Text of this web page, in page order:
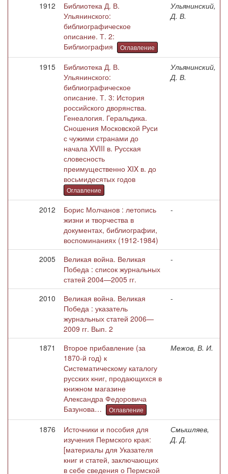
1912
Библиотека Д. В.
Ульянинского:
библиографическое
описание. Т. 2:
Библиография
Оглавление
Ульянинский,
Д. В.
1915
Библиотека Д. В.
Ульянинского:
библиографическое
описание. Т. 3: История
российского дворянства.
Генеалогия. Геральдика.
Сношения Московской Руси
с чужими странами до
начала XVIII в. Русская
словесность
преимущественно XIX в. до
восьмидесятых годов
Оглавление
Ульянинский,
Д. В.
2012
Борис Молчанов : летопись
жизни и творчества в
документах, библиографии,
воспоминаниях (1912-1984)
-
2005
Великая война. Великая
Победа : список журнальных
статей 2004—2005 гг.
-
2010
Великая война. Великая
Победа : указатель
журнальных статей 2006—
2009 гг. Вып. 2
-
1871
Второе прибавление (за
1870-й год) к
Систематическому каталогу
русских книг, продающихся в
книжном магазине
Александра Федоровича
Базунова…
Оглавление
Межов, В. И.
1876
Источники и пособия для
изучения Пермского края:
[материалы для Указателя
книг и статей, заключающих
в себе сведения о Пермской
Смышляев,
Д. Д.